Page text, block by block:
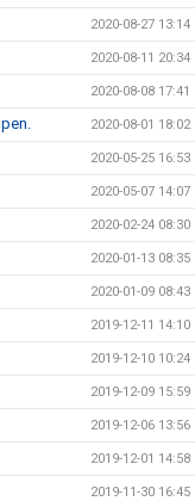
2020-08-27 13:14
2020-08-11 20:34
2020-08-08 17:41
2020-08-01 18:02
2020-05-25 16:53
2020-05-07 14:07
2020-02-24 08:30
2020-01-13 08:35
2020-01-09 08:43
2019-12-11 14:10
2019-12-10 10:24
2019-12-09 15:59
2019-12-06 13:56
2019-12-01 14:58
2019-11-30 16:45